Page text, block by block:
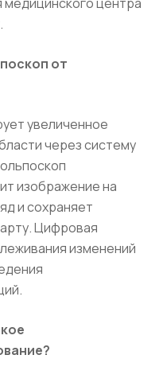
от
увеличенное
через систему
изображение на
и сохраняет
Цифровая
изменений